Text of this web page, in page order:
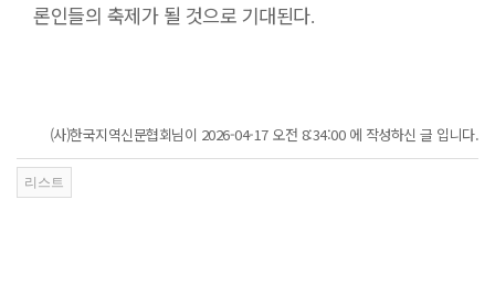
론인들의 축제가 될 것으로 기대된다.
(사)한국지역신문협회님이 2026-04-17 오전 8:34:00 에 작성하신 글 입니다.